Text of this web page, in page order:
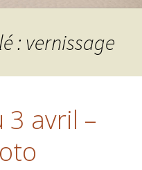
: vernissage
3 avril –